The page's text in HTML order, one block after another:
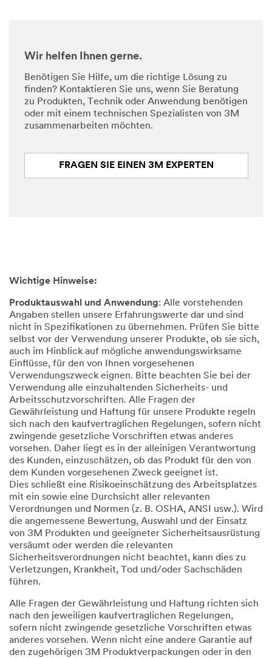
Wir helfen Ihnen gerne.
Benötigen Sie Hilfe, um die richtige Lösung zu
finden? Kontaktieren Sie uns, wenn Sie Beratung
zu Produkten, Technik oder Anwendung benötigen
oder mit einem technischen Spezialisten von 3M
zusammenarbeiten möchten.
FRAGEN SIE EINEN 3M EXPERTEN
Wichtige Hinweise:
Produktauswahl und Anwendung: Alle vorstehenden
Angaben stellen unsere Erfahrungswerte dar und sind
nicht in Spezifikationen zu übernehmen. Prüfen Sie bitte
selbst vor der Verwendung unserer Produkte, ob sie sich,
auch im Hinblick auf mögliche anwendungswirksame
Einflüsse, für den von Ihnen vorgesehenen
Verwendungszweck eignen. Bitte beachten Sie bei der
Verwendung alle einzuhaltenden Sicherheits- und
Arbeitsschutzvorschriften. Alle Fragen der
Gewährleistung und Haftung für unsere Produkte regeln
sich nach den kaufvertraglichen Regelungen, sofern nicht
zwingende gesetzliche Vorschriften etwas anderes
vorsehen. Daher liegt es in der alleinigen Verantwortung
des Kunden, einzuschätzen, ob das Produkt für den von
dem Kunden vorgesehenen Zweck geeignet ist.
Dies schließt eine Risikoeinschätzung des Arbeitsplatzes
mit ein sowie eine Durchsicht aller relevanten
Verordnungen und Normen (z. B. OSHA, ANSI usw.). Wird
die angemessene Bewertung, Auswahl und der Einsatz
von 3M Produkten und geeigneter Sicherheitsausrüstung
versäumt oder werden die relevanten
Sicherheitsverordnungen nicht beachtet, kann dies zu
Verletzungen, Krankheit, Tod und/oder Sachschäden
führen.
Alle Fragen der Gewährleistung und Haftung richten sich
nach den jeweiligen kaufvertraglichen Regelungen,
sofern nicht zwingende gesetzliche Vorschriften etwas
anderes vorsehen. Wenn nicht eine andere Garantie auf
den zugehörigen 3M Produktverpackungen oder in den